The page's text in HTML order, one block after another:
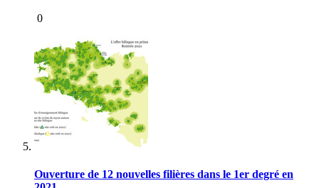
0
Ouverture de 12 nouvelles filières dans le 1er degré en